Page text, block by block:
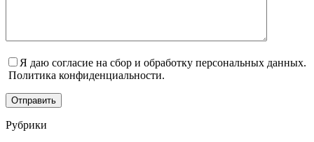
Я даю согласие на сбор и обработку персональных данных.
Политика конфиденциальности.
Отправить
Рубрики